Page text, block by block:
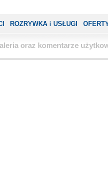
ROZRYWKA i USŁUGI
oraz komentarze